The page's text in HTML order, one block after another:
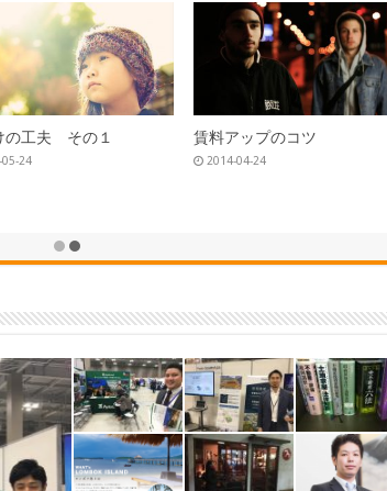
のポイント
10-24
２０１８年 国税庁ニュース
2014-08-24